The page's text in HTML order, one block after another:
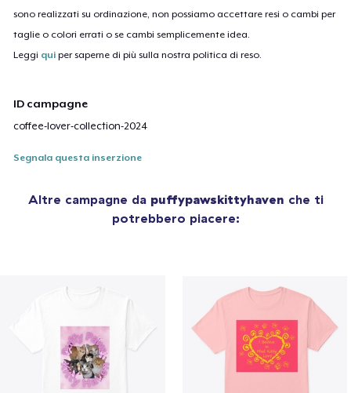
sono realizzati su ordinazione, non possiamo accettare resi o cambi per
taglie o colori errati o se cambi semplicemente idea.
Leggi qui per saperne di più sulla nostra politica di reso.
ID campagne
coffee-lover-collection-2024
Segnala questa inserzione
Altre campagne da puffypawskittyhaven che ti
potrebbero piacere: